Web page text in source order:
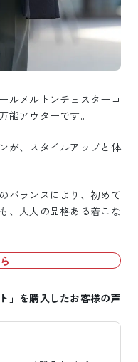
ルメルトンチェスターコ
能アウターです。
が、スタイルアップと体
バランスにより、初めて
、大人の品格ある着こな
」を購入したお客様の声